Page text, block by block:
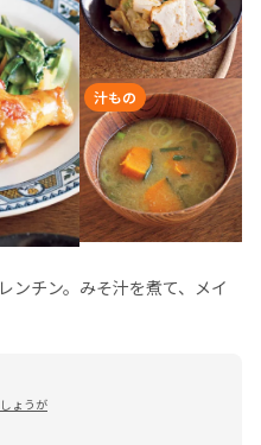
汁もの
ンチン。みそ汁を煮て、メイ
ょうが